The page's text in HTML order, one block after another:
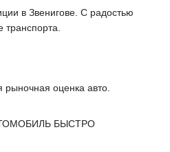
в Звенигове. С радостью
рыночная оценка авто.
БЫСТРО